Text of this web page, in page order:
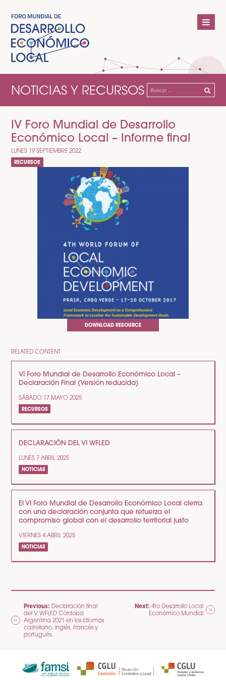
NOTICIAS Y RECURSOS Buscar:
IV Foro Mundial de Desarrollo
Económico Local – Informe final
LUNES 19 SEPTIEMBRE 2022
RECURSOS
DOWNLOAD RESOURCE
RELATED CONTENT
VI Foro Mundial de Desarrollo Económico Local –
Declaración Final (Versión reducida)
SÁBADO 17 MAYO 2025
RECURSOS
DECLARACIÓN DEL VI WFLED
LUNES 7 ABRIL 2025
NOTICIAS
El VI Foro Mundial de Desarrollo Económico Local cierra
con una declaración conjunta que refuerza el
compromiso global con el desarrollo territorial justo
VIERNES 4 ABRIL 2025
NOTICIAS
NAVEGACIÓN
DE
ENTRADAS
Previous: Declaración final
del V WFLED Córdoba
Argentina 2021 en los idiomas
castellano, inglés, francés y
portugués.
Next: 4to Desarrollo Local
Económico Mundial